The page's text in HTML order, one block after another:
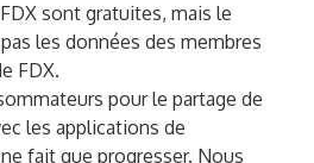
sont gratuites, mais le
les données des membres
FDX.
pour le partage de
les applications de
fait que progresser. Nous